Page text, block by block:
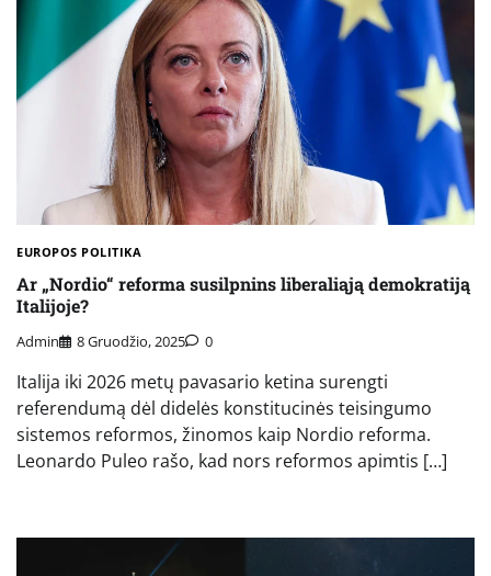
EUROPOS POLITIKA
Ar „Nordio“ reforma susilpnins liberaliąją demokratiją
Italijoje?
Admin 8 Gruodžio, 2025 0
Italija iki 2026 metų pavasario ketina surengti
referendumą dėl didelės konstitucinės teisingumo
sistemos reformos, žinomos kaip Nordio reforma.
Leonardo Puleo rašo, kad nors reformos apimtis […]